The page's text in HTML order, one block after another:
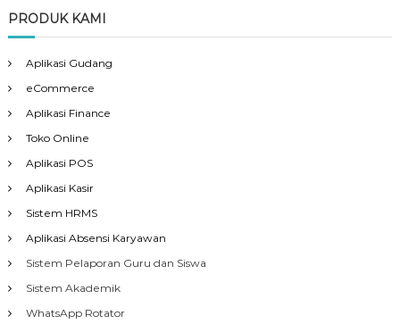
PRODUK KAMI
Aplikasi Gudang
eCommerce
Aplikasi Finance
Toko Online
Aplikasi POS
Aplikasi Kasir
Sistem HRMS
Aplikasi Absensi Karyawan
Sistem Pelaporan Guru dan Siswa
Sistem Akademik
WhatsApp Rotator